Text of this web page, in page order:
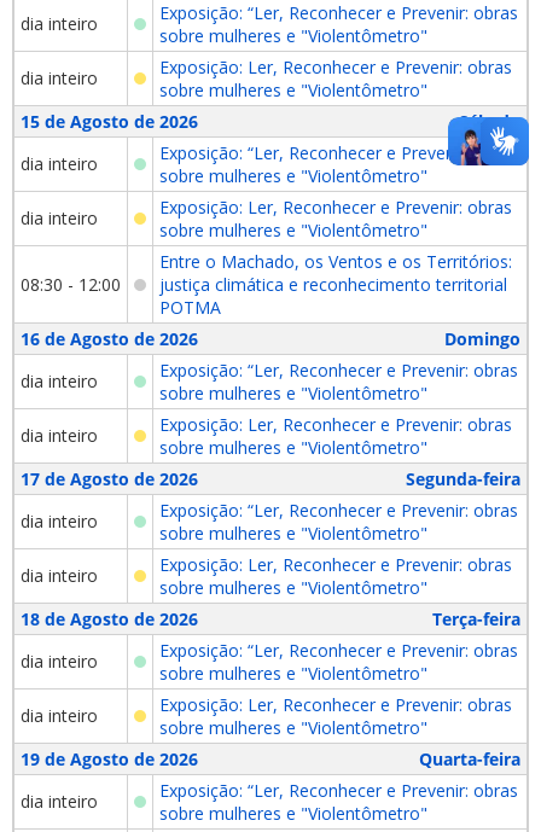
dia inteiro
Exposição: “Ler, Reconhecer e Prevenir: obras
sobre mulheres e "Violentômetro"
dia inteiro
Exposição: Ler, Reconhecer e Prevenir: obras
sobre mulheres e "Violentômetro"
15 de Agosto de 2026
Sábado
dia inteiro
Exposição: “Ler, Reconhecer e Prevenir: obras
sobre mulheres e "Violentômetro"
dia inteiro
Exposição: Ler, Reconhecer e Prevenir: obras
sobre mulheres e "Violentômetro"
08:30 - 12:00
Entre o Machado, os Ventos e os Territórios:
justiça climática e reconhecimento territorial
POTMA
16 de Agosto de 2026
Domingo
dia inteiro
Exposição: “Ler, Reconhecer e Prevenir: obras
sobre mulheres e "Violentômetro"
dia inteiro
Exposição: Ler, Reconhecer e Prevenir: obras
sobre mulheres e "Violentômetro"
17 de Agosto de 2026
Segunda-feira
dia inteiro
Exposição: “Ler, Reconhecer e Prevenir: obras
sobre mulheres e "Violentômetro"
dia inteiro
Exposição: Ler, Reconhecer e Prevenir: obras
sobre mulheres e "Violentômetro"
18 de Agosto de 2026
Terça-feira
dia inteiro
Exposição: “Ler, Reconhecer e Prevenir: obras
sobre mulheres e "Violentômetro"
dia inteiro
Exposição: Ler, Reconhecer e Prevenir: obras
sobre mulheres e "Violentômetro"
19 de Agosto de 2026
Quarta-feira
dia inteiro
Exposição: “Ler, Reconhecer e Prevenir: obras
sobre mulheres e "Violentômetro"